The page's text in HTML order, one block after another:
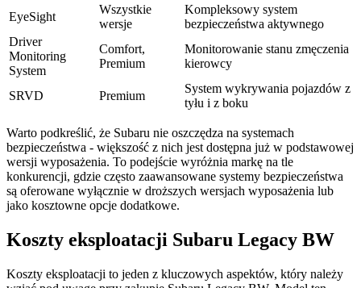
EyeSight
Wszystkie
wersje
Kompleksowy system
bezpieczeństwa aktywnego
Driver
Monitoring
System
Comfort,
Premium
Monitorowanie stanu zmęczenia
kierowcy
SRVD Premium
System wykrywania pojazdów z
tyłu i z boku
Warto podkreślić, że Subaru nie oszczędza na systemach
bezpieczeństwa - większość z nich jest dostępna już w podstawowej
wersji wyposażenia. To podejście wyróżnia markę na tle
konkurencji, gdzie często zaawansowane systemy bezpieczeństwa
są oferowane wyłącznie w droższych wersjach wyposażenia lub
jako kosztowne opcje dodatkowe.
Koszty eksploatacji Subaru Legacy BW
Koszty eksploatacji to jeden z kluczowych aspektów, który należy